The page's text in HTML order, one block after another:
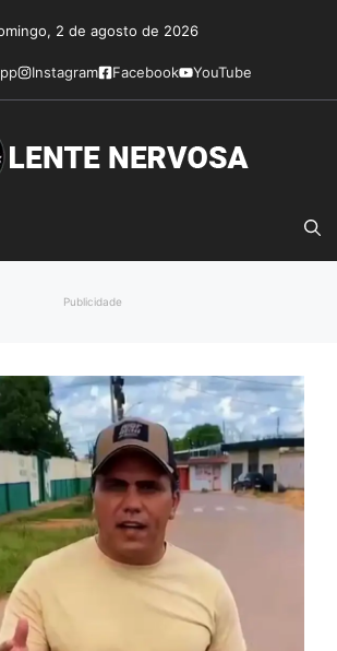
2 de agosto de 2026
Instagram Facebook YouTube
Publicidade